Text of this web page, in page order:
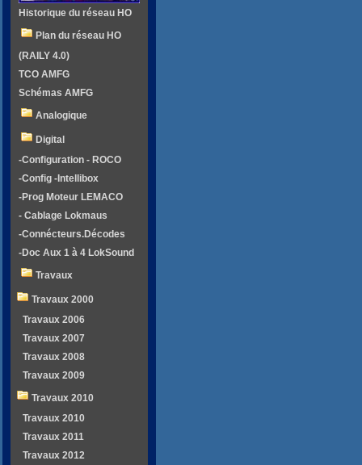
Historique du réseau HO
Plan du réseau HO
(RAILY 4.0)
TCO AMFG
Schémas AMFG
Analogique
Digital
-Configuration - ROCO
-Config -Intellibox
-Prog Moteur LEMACO
- Cablage Lokmaus
-Connécteurs.Décodes
-Doc Aux 1 à 4 LokSound
Travaux
Travaux 2000
Travaux 2006
Travaux 2007
Travaux 2008
Travaux 2009
Travaux 2010
Travaux 2010
Travaux 2011
Travaux 2012